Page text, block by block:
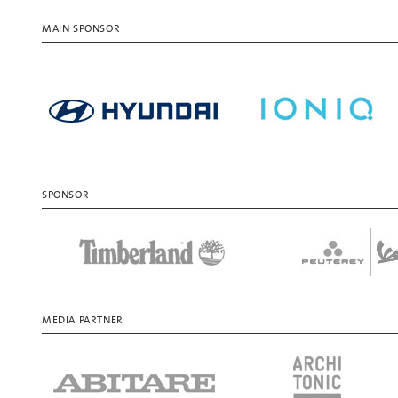
MAIN SPONSOR
SPONSOR
MEDIA PARTNER